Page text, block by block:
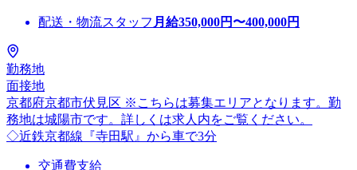
配送・物流スタッフ 月給350,000円〜400,000円
勤務地
面接地
京都府京都市伏見区 ※こちらは募集エリアとなります。勤
務地は城陽市です。詳しくは求人内をご覧ください。
◇近鉄京都線『寺田駅』から車で3分
交通費支給